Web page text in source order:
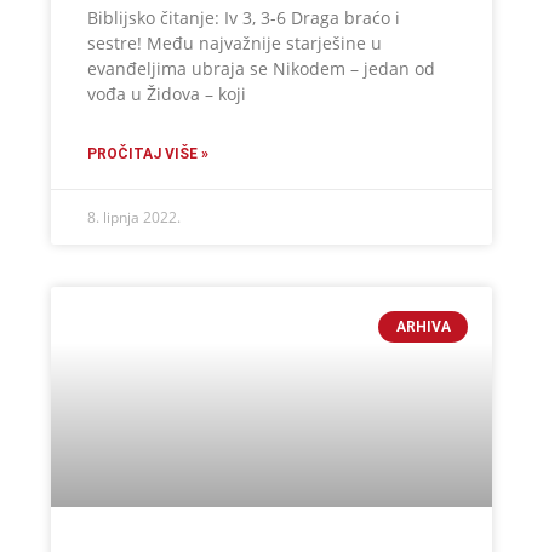
Biblijsko čitanje: Iv 3, 3-6 Draga braćo i
sestre! Među najvažnije starješine u
evanđeljima ubraja se Nikodem – jedan od
vođa u Židova – koji
PROČITAJ VIŠE »
8. lipnja 2022.
ARHIVA